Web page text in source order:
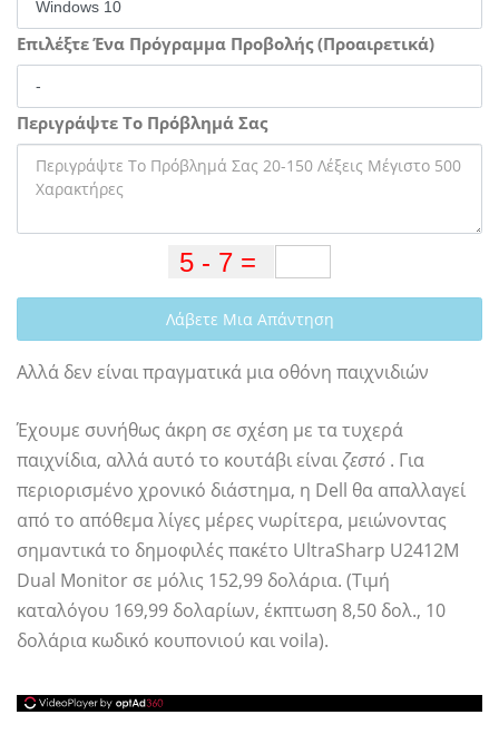
Επιλέξτε Ένα Πρόγραμμα Προβολής (Προαιρετικά)
Περιγράψτε Το Πρόβλημά Σας
Λάβετε Μια Απάντηση
Αλλά δεν είναι πραγματικά μια οθόνη παιχνιδιών
Έχουμε συνήθως άκρη σε σχέση με τα τυχερά
παιχνίδια, αλλά αυτό το κουτάβι είναιζεστό . Για
περιορισμένο χρονικό διάστημα, η Dell θα απαλλαγεί
από το απόθεμα λίγες μέρες νωρίτερα, μειώνοντας
σημαντικά το δημοφιλές πακέτο UltraSharp U2412M
Dual Monitor σε μόλις 152,99 δολάρια. (Τιμή
καταλόγου 169,99 δολαρίων, έκπτωση 8,50 δολ., 10
δολάρια κωδικό κουπονιού και voila).